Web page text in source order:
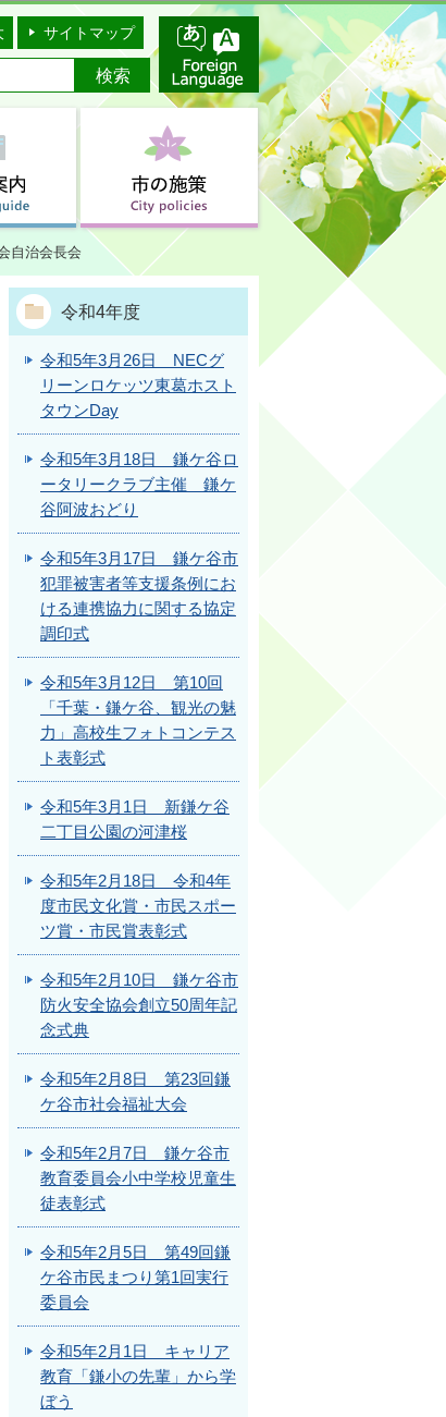
サイトマップ
自治会長会
令和4年度
令和5年3月26日 NECグ
リーンロケッツ東葛ホスト
タウンDay
令和5年3月18日 鎌ケ谷ロ
ータリークラブ主催 鎌ケ
谷阿波おどり
令和5年3月17日 鎌ケ谷市
犯罪被害者等支援条例にお
ける連携協力に関する協定
調印式
令和5年3月12日 第10回
「千葉・鎌ケ谷、観光の魅
力」高校生フォトコンテス
ト表彰式
令和5年3月1日 新鎌ケ谷
二丁目公園の河津桜
令和5年2月18日 令和4年
度市民文化賞・市民スポー
ツ賞・市民賞表彰式
令和5年2月10日 鎌ケ谷市
防火安全協会創立50周年記
念式典
令和5年2月8日 第23回鎌
ケ谷市社会福祉大会
令和5年2月7日 鎌ケ谷市
教育委員会小中学校児童生
徒表彰式
令和5年2月5日 第49回鎌
ケ谷市民まつり第1回実行
委員会
令和5年2月1日 キャリア
教育「鎌小の先輩」から学
ぼう